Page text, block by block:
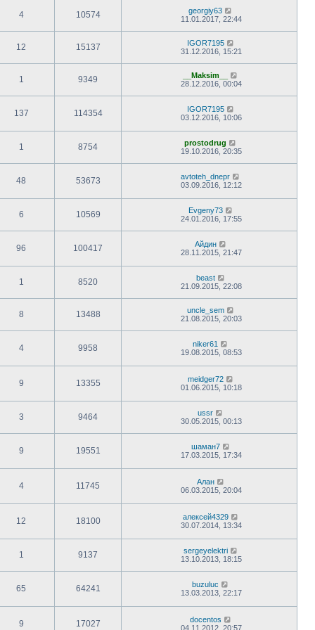
4 10574
georgiy63
11.01.2017, 22:44
12 15137
IGOR7195
31.12.2016, 15:21
1 9349
__Maksim__
28.12.2016, 00:04
137 114354
IGOR7195
03.12.2016, 10:06
1 8754
prostodrug
19.10.2016, 20:35
48 53673
avtoteh_dnepr
03.09.2016, 12:12
6 10569
Evgeny73
24.01.2016, 17:55
96 100417
Айдин
28.11.2015, 21:47
1 8520
beast
21.09.2015, 22:08
8 13488
uncle_sem
21.08.2015, 20:03
4 9958
niker61
19.08.2015, 08:53
9 13355
meidger72
01.06.2015, 10:18
3 9464
ussr
30.05.2015, 00:13
9 19551
шаман7
17.03.2015, 17:34
4 11745
Алан
06.03.2015, 20:04
12 18100
алексей4329
30.07.2014, 13:34
1 9137
sergeyelektri
13.10.2013, 18:15
65 64241
buzuluc
13.03.2013, 22:17
9 17027
docentos
04.11.2012, 20:57